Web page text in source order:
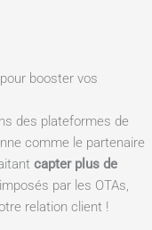
booster vos
des plateformes de
comme le partenaire
capter plus de
par les OTAs,
relation client !